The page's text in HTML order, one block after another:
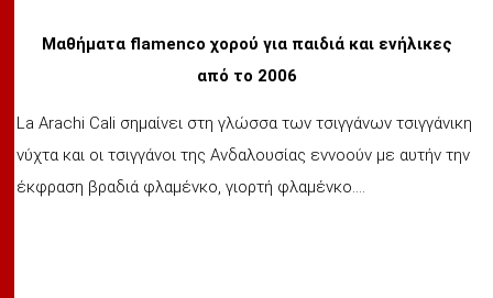
Μαθήματα flamenco χορού για παιδιά και ενήλικες
από το 2006
La Arachi Cali σημαίνει στη γλώσσα των τσιγγάνων τσιγγάνικη
νύχτα και οι τσιγγάνοι της Ανδαλουσίας εννοούν με αυτήν την
έκφραση βραδιά φλαμένκο, γιορτή φλαμένκο....